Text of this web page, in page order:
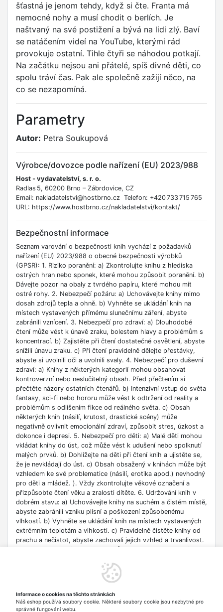
šťastná je jenom tehdy, když si čte. Franta má
nemocné nohy a musí chodit o berlích. Je
naštvaný na své postižení a bývá na lidi zlý. Baví
se natáčením videí na YouTube, kterými rád
provokuje ostatní. Tihle čtyři se náhodou potkají.
Na začátku nejsou ani přátelé, spíš divné děti, co
spolu tráví čas. Pak ale společně zažijí něco, na
co se nezapomíná.
Parametry
Autor: Petra Soukupová
Výrobce/dovozce podle nařízení (EU) 2023/988
Host - vydavatelství, s. r. o.
Radlas 5, 60200 Brno – Zábrdovice, CZ
Email: nakladatelstvi@hostbrno.cz Telefon: +420 733 715 765
URL: https://www.hostbrno.cz/nakladatelstvi/kontakt/
Bezpečnostní informace
Seznam varování o bezpečnosti knih vychází z požadavků
nařízení (EU) 2023/988 o obecné bezpečnosti výrobků
(GPSR): 1. Riziko poranění: a) Zkontrolujte knihu z hlediska
ostrých hran nebo sponek, které mohou způsobit poranění. b)
Dávejte pozor na obaly z tvrdého papíru, které mohou mít
ostré rohy. 2. Nebezpečí požáru: a) Uchovávejte knihy mimo
dosah zdrojů tepla a ohně. b) Vyhněte se ukládání knih na
místech vystavených přímému slunečnímu záření, abyste
zabránili vznícení. 3. Nebezpečí pro zdraví: a) Dlouhodobé
čtení může vést k únavě zraku, bolestem hlavy a problémům s
koncentrací. b) Zajistěte při čtení dostatečné osvětlení, abyste
snížili únavu zraku. c) Při čtení pravidelně dělejte přestávky,
abyste si uvolnili oči a uvolnili svaly. 4. Nebezpečí pro duševní
zdraví: a) Knihy z některých kategorií mohou obsahovat
kontroverzní nebo neslučitelný obsah. Před přečtením si
přečtěte názory ostatních čtenářů. b) Intenzivní vstup do světa
fantasy, sci-fi nebo hororu může vést k odtržení od reality a
problémům s odlišením fikce od reálného světa. c) Obsah
některých knih (násilí, krutost, drastické scény) může
negativně ovlivnit emocionální zdraví, způsobit stres, úzkost a
dokonce i depresi. 5. Nebezpečí pro děti: a) Malé děti mohou
vkládat knihy do úst, což může vést k udušení nebo spolknutí
malých prvků. b) Dohlížejte na děti při čtení knih a ujistěte se,
že je nevkládají do úst. c) Obsah obsažený v knihách může být
vzhledem ke své problematice (násilí, erotika apod.) nevhodný
pro děti a mládež. ). Vždy zkontrolujte věkové označení a
přizpůsobte čtení věku a zralosti dítěte. 6. Udržování knih v
dobrém stavu: a) Uchovávejte knihy na suchém a čistém místě,
abyste zabránili vzniku plísní a poškození způsobenému
vlhkostí. b) Vyhněte se ukládání knih na místech vystavených
extrémním teplotám a vlhkosti. c) Pravidelně čistěte knihy od
prachu a nečistot, abyste zachovali jejich vzhled a trvanlivost.
vzdělávací nebo profesní účely. b) Věnujte pozornost datu
vydání, protože znalosti v některých oblastech se rychle
zdrojů uvedených v knize buďte opatrní a dodržujte pravidla
bezpečnosti na síti. 8. Autorská práva: a) Dodržujte autorská
Informace o cookies na těchto stránkách
Náš eshop používá soubory cookie. Některé soubory cookie jsou nezbytné pro
správné fungování webu.